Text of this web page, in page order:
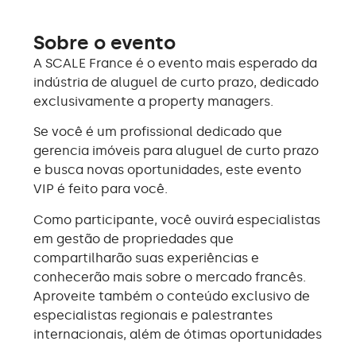
Sobre o evento
A SCALE France é o evento mais esperado da
indústria de aluguel de curto prazo, dedicado
exclusivamente a property managers.
Se você é um profissional dedicado que
gerencia imóveis para aluguel de curto prazo
e busca novas oportunidades, este evento
VIP é feito para você.
Como participante, você ouvirá especialistas
em gestão de propriedades que
compartilharão suas experiências e
conhecerão mais sobre o mercado francês.
Aproveite também o conteúdo exclusivo de
especialistas regionais e palestrantes
internacionais, além de ótimas oportunidades